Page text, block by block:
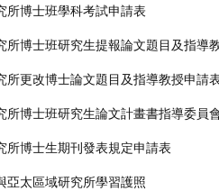
所博士班學科考試申請表
所博士班研究生提報論文題目及指導
所更改博士論文題目及指導教授申請
所博士班研究生論文計畫書指導委員
所博士生期刊發表規定申請表
亞太區域研究所學習護照